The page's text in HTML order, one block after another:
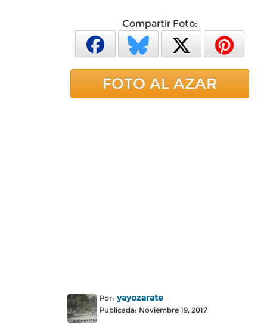
Compartir Foto:
FOTO AL AZAR
Por: yayozarate
Publicada: Noviembre 19, 2017